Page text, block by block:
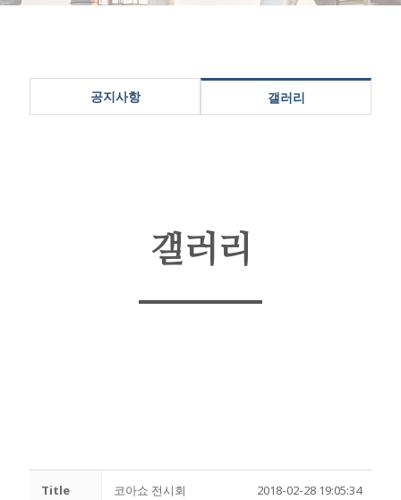
공지사항 갤러리
갤러리
Title 코아쇼 전시회 2018-02-28 19:05:34